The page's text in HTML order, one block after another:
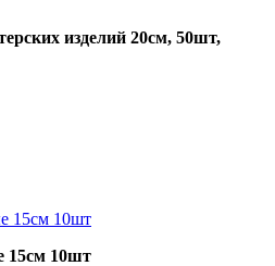
изделий 20см, 50шт,
15см 10шт